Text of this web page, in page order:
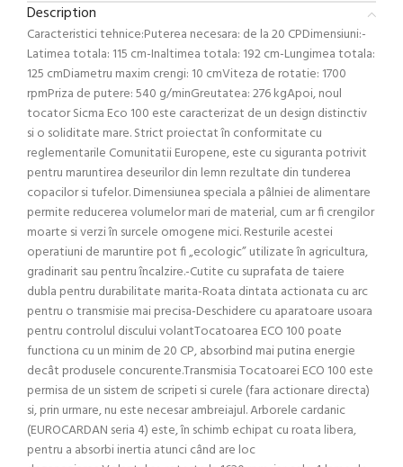
Description
Caracteristici tehnice:Puterea necesara: de la 20 CPDimensiuni:-
Latimea totala: 115 cm-Inaltimea totala: 192 cm-Lungimea totala:
125 cmDiametru maxim crengi: 10 cmViteza de rotatie: 1700
rpmPriza de putere: 540 g/minGreutatea: 276 kgApoi, noul
tocator Sicma Eco 100 este caracterizat de un design distinctiv
si o soliditate mare. Strict proiectat în conformitate cu
reglementarile Comunitatii Europene, este cu siguranta potrivit
pentru maruntirea deseurilor din lemn rezultate din tunderea
copacilor si tufelor. Dimensiunea speciala a pâlniei de alimentare
permite reducerea volumelor mari de material, cum ar fi crengilor
moarte si verzi în surcele omogene mici. Resturile acestei
operatiuni de maruntire pot fi „ecologic” utilizate în agricultura,
gradinarit sau pentru încalzire.-Cutite cu suprafata de taiere
dubla pentru durabilitate marita-Roata dintata actionata cu arc
pentru o transmisie mai precisa-Deschidere cu aparatoare usoara
pentru controlul discului volantTocatoarea ECO 100 poate
functiona cu un minim de 20 CP, absorbind mai putina energie
decât produsele concurente.Transmisia Tocatoarei ECO 100 este
permisa de un sistem de scripeti si curele (fara actionare directa)
si, prin urmare, nu este necesar ambreiajul. Arborele cardanic
(EUROCARDAN seria 4) este, în schimb echipat cu roata libera,
pentru a absorbi inertia atunci când are loc